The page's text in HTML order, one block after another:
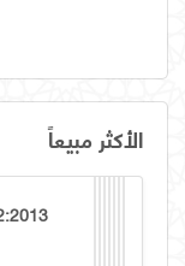
الأكثر مبيعاً